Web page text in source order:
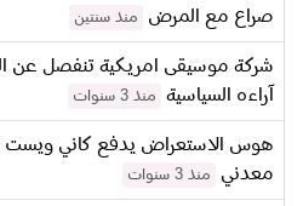
صراع مع المرض منذ سنتين
شركة موسيقى امريكية تنفصل عن
آراءه السياسية
منذ 3 سنوات
هوس الاستعراض يدفع كاني ويست
معدني
منذ 3 سنوات